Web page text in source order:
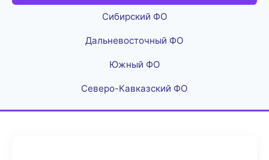
Сибирский ФО
Дальневосточный ФО
Южный ФО
Северо-Кавказский ФО